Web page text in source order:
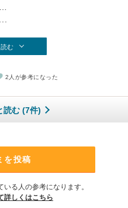
む
2人が参考になった
読む (7件)
を投稿
る人の参考になります。
詳しくはこちら